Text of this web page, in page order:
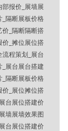
报价_展墙展
隔断展板价格
_隔断隔断搭
_摊位展位搭
程策划_展台
展台展台搭建
隔断展板价格
_展位摊位搭
台展位搭建价
墙展墙效果图
台展位搭建价